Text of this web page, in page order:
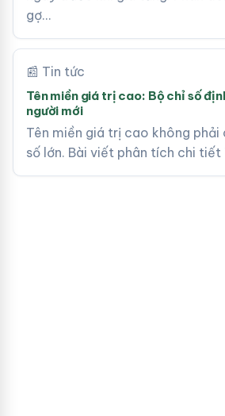
gợ…
📰 Tin tức
Tên miền giá trị cao: Bộ chỉ số
người mới
Tên miền giá trị cao không phải
số lớn. Bài viết phân tích chi tiết